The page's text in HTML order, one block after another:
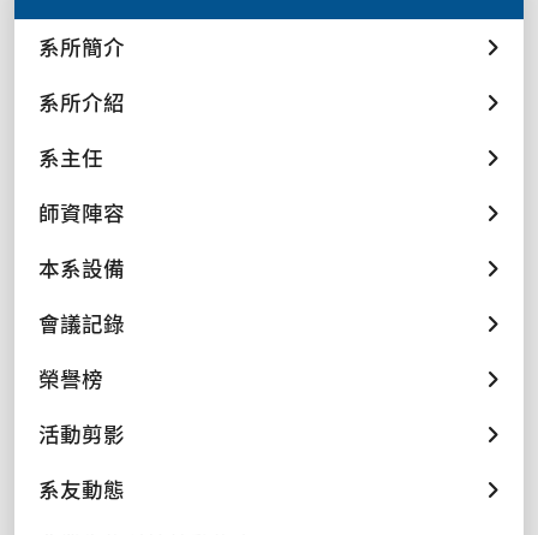
系所簡介
系所介紹
系主任
師資陣容
本系設備
會議記錄
榮譽榜
活動剪影
系友動態